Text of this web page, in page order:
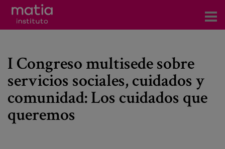
Investigación
Publicaciones
I Congreso multisede sobre
servicios sociales, cuidados y
comunidad: Los cuidados que
queremos